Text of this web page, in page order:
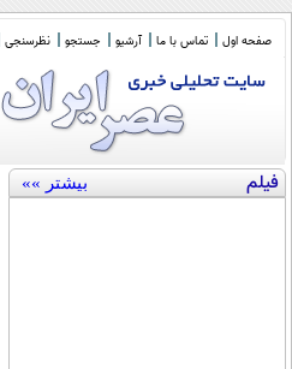
صفحه اول تماس با ما آرشیو جستجو نظرسنجی
فیلم بیشتر »»